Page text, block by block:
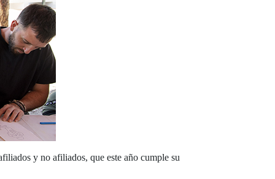
y no afiliados, que este año cumple su